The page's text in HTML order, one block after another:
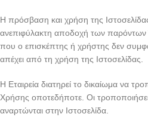
Η πρόσβαση και χρήση της
ανεπιφύλακτη αποδοχή των
που ο επισκέπτης ή χρήστης δεν
απέχει από τη χρήση της Ιστοσελίδας.
Η Εταιρεία διατηρεί το δικαίωμα να
Χρήσης οποτεδήποτε. Οι
αναρτώνται στην Ιστοσελίδα.